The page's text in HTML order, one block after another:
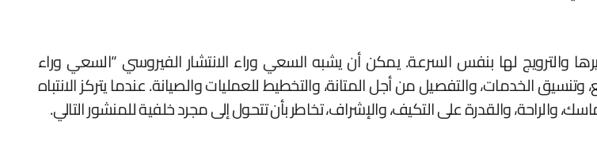
والترويج لها بنفس السرعة. يمكن أن يشبه السعي وراء الانتشار الفيروسي “السعي وراء
الخدمات، والتفصيل من أجل المتانة، والتخطيط للعمليات والصيانة. عندما يتركز الانتباه
والراحة، والقدرة على التكيف، والإشراف، تخاطر بأن تتحول إلى مجرد خلفية للمنشور التالي.